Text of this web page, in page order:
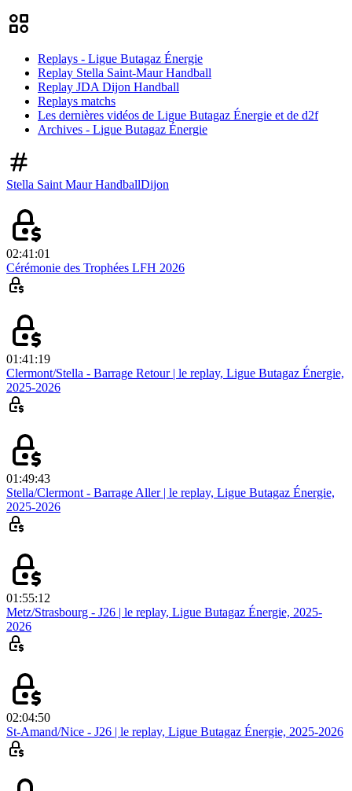
Replays - Ligue Butagaz Énergie
Replay Stella Saint-Maur Handball
Replay JDA Dijon Handball
Replays matchs
Les dernières vidéos de Ligue Butagaz Énergie et de d2f
Archives - Ligue Butagaz Énergie
Stella Saint Maur HandballDijon
02:41:01
Cérémonie des Trophées LFH 2026
01:41:19
Clermont/Stella - Barrage Retour | le replay, Ligue Butagaz Énergie,
2025-2026
01:49:43
Stella/Clermont - Barrage Aller | le replay, Ligue Butagaz Énergie,
2025-2026
01:55:12
Metz/Strasbourg - J26 | le replay, Ligue Butagaz Énergie, 2025-
2026
02:04:50
St-Amand/Nice - J26 | le replay, Ligue Butagaz Énergie, 2025-2026